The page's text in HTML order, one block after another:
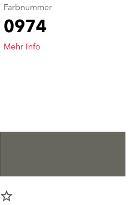
Farbnummer
0974
Mehr Info
star_border